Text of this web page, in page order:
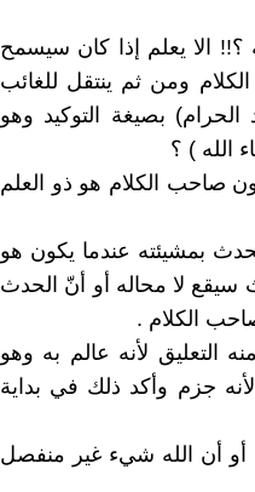
؟!! الا يعلم إذا كان سيسمح
ومن ثم ينتقل للغائب
بصيغة التوكيد وهو
الله ) ؟
صاحب الكلام هو ذو العلم
بمشيئته عندما يكون هو
سيقع لا محاله أو أنّ الحدث
الكلام .
التعليق لأنه عالم به وهو
جزم وأكد ذلك في بداية
أو أن الله شيء غير منفصل